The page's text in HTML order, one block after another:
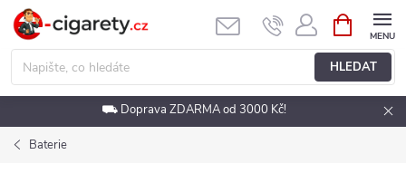
Přejít
obsah
HLEDAT
NÁKUPNÍ
KOŠÍK
⛟ Doprava ZDARMA od 3000 Kč!
Baterie